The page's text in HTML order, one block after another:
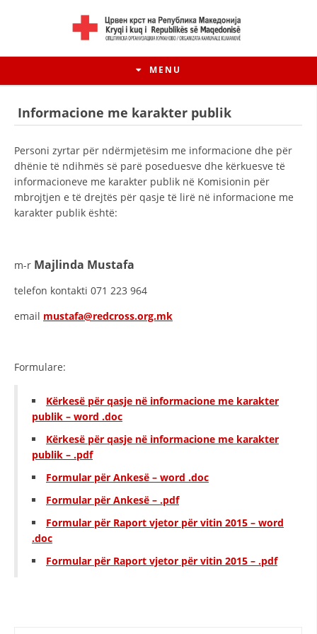
MENU
HISTORIA E LËVIZJES
HISTORIA E KRYQIT TË KUQ
STRUKTURA E ORGANIZATËS
LIGJI I KRYQIT TË KUQ
Informacione me karakter publik
Personi zyrtar për ndërmjetësim me informacione dhe për
dhënie të ndihmës së parë poseduesve dhe kërkuesve të
informacioneve me karakter publik në Komisionin për
mbrojtjen e të drejtës për qasje të lirë në informacione me
karakter publik është:
m-r Majlinda Mustafa
telefon kontakti 071 223 964
email mustafa@redcross.org.mk
Formulare:
Kërkesë për qasje në informacione me karakter
publik – word .doc
Kërkesë për qasje në informacione me karakter
publik – .pdf
Formular për Ankesë – word .doc
Formular për Ankesë – .pdf
Formular për Raport vjetor për vitin 2015 – word
.doc
Formular për Raport vjetor për vitin 2015 – .pdf